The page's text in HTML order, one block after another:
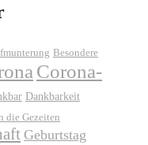
Besondere
Corona-
Dankbarkeit
die Gezeiten
Geburtstag